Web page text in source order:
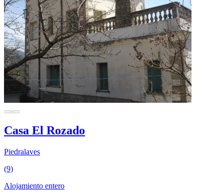
Casa El Rozado
Piedralaves
(9)
Alojamiento entero